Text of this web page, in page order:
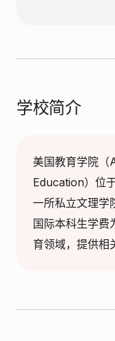
学校简介
美国教育学院
Education）位
一所私立文理学
国际本科生学
育领域，提供相